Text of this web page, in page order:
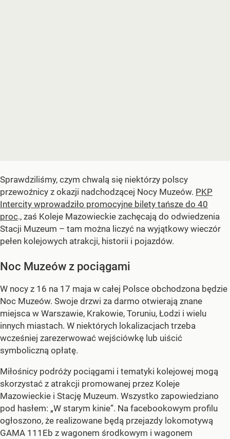
Sprawdziliśmy, czym chwalą się niektórzy polscy
przewoźnicy z okazji nadchodzącej Nocy Muzeów. PKP
Intercity wprowadziło promocyjne bilety tańsze do 40
proc., zaś Koleje Mazowieckie zachęcają do odwiedzenia
Stacji Muzeum – tam można liczyć na wyjątkowy wieczór
pełen kolejowych atrakcji, historii i pojazdów.
Noc Muzeów z pociągami
W nocy z 16 na 17 maja w całej Polsce obchodzona będzie
Noc Muzeów. Swoje drzwi za darmo otwierają znane
miejsca w Warszawie, Krakowie, Toruniu, Łodzi i wielu
innych miastach. W niektórych lokalizacjach trzeba
wcześniej zarezerwować wejściówkę lub uiścić
symboliczną opłatę.
Miłośnicy podróży pociągami i tematyki kolejowej mogą
skorzystać z atrakcji promowanej przez Koleje
Mazowieckie i Stację Muzeum. Wszystko zapowiedziano
pod hasłem: „W starym kinie”. Na facebookowym profilu
ogłoszono, że realizowane będą przejazdy lokomotywą
GAMA 111Eb z wagonem środkowym i wagonem